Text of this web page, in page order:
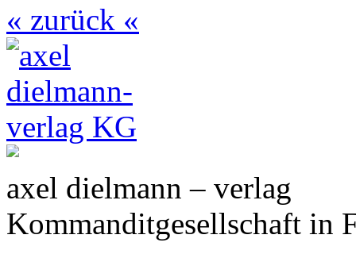
« zurück «
axel dielmann – verlag
Kommanditgesellschaft in